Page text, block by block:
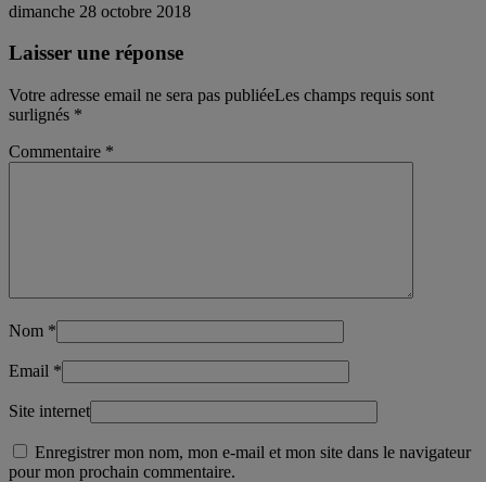
dimanche 28 octobre 2018
Laisser une réponse
Votre adresse email ne sera pas publiéeLes champs requis sont
surlignés *
Commentaire *
Nom *
Email *
Site internet
Enregistrer mon nom, mon e-mail et mon site dans le navigateur
pour mon prochain commentaire.